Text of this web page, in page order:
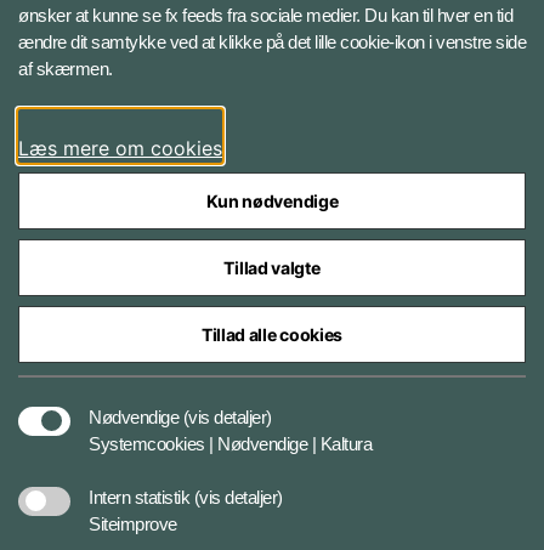
Bluesky
LinkedIn
Styrelser og myndigheder under Forsvarsministeriet
ønsker at kunne se fx feeds fra sociale medier. Du kan til hver en tid
ændre dit samtykke ved at klikke på det lille cookie-ikon i venstre side
af skærmen.
Læs mere om cookies
Kun nødvendige
Tillad valgte
Tillad alle cookies
Nødvendige (vis detaljer)
Systemcookies | Nødvendige | Kaltura
Intern statistik (vis detaljer)
Siteimprove